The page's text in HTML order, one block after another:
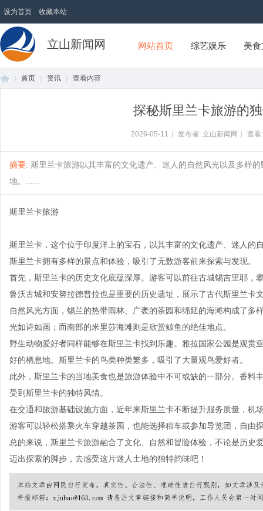
设为首页 收藏本站
立山新闻网 网站首页 综艺娱乐 美
首页 资讯 查看内容
探秘斯里兰卡旅游的
2026-05-11 发布者: 立山新闻网 查
摘要: 斯里兰卡旅游以其丰富的文化遗产、迷人的自然风光以及多样
地。......
斯里兰卡旅游
斯里兰卡，这个位于印度洋上的宝石，以其丰富的文化遗产、迷人的
斯里兰卡拥有多样的景点和体验，吸引了无数游客前来探索与发现。
首先，斯里兰卡的历史文化底蕴深厚。游客可以前往古城锡吉里耶，
鲁沃古城和安努拉德普拉也是重要的历史遗址，展示了古代斯里兰卡
自然风光方面，锡兰的热带雨林、广袤的茶园和绵延的海滩构成了多
光如诗如画；而南部的米里莎海滩则是欣赏鲸鱼的绝佳地点。
野生动物爱好者同样能够在斯里兰卡找到乐趣。雅拉国家公园是观
好的栖息地。斯里兰卡的鸟类种类繁多，吸引了大量观鸟爱好者。
此外，斯里兰卡的当地美食也是旅游体验中不可或缺的一部分。香
受到斯里兰卡的独特风情。
在交通和旅游基础设施方面，近年来斯里兰卡不断提升服务质量，机
游客可以轻松搭乘火车穿越茶园，也能选择租车或参加导览团，自由
总的来说，斯里兰卡旅游融合了文化、自然和冒险体验，不论是历
迈出探索的脚步，去感受这片迷人土地的独特韵味吧！